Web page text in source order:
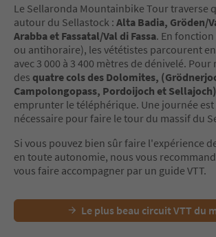
Le Sellaronda Mountainbike Tour traverse
autour du Sellastock : Alta Badia, Gröden/
Arabba et Fassatal/Val di Fassa. En
ou antihoraire), les vététistes parcourent
avec 3 000 à 3 400 mètres de dénivelé.
des quatre cols des Dolomites,
Campolongopass, Pordoijoch et Sellajoch)
emprunter le téléphérique. Une journée
nécessaire pour faire le tour du massif du
Si vous pouvez bien sûr faire l'expérience
en toute autonomie, nous vous
vous faire accompagner par un guide VTT.
Le plus beau circuit VTT du